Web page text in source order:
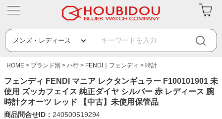
HOME ブランド別 ハ行 FENDI｜フェンディ 時計
フェンディ FENDI マニア レクタンギュラー F100101901 未
使用 ズッカフェイス 純正ダイヤ シルバー 赤 レディース 腕
時計クオーツ レッド 【中古】未使用保管品
商品問合せID： 240500519294